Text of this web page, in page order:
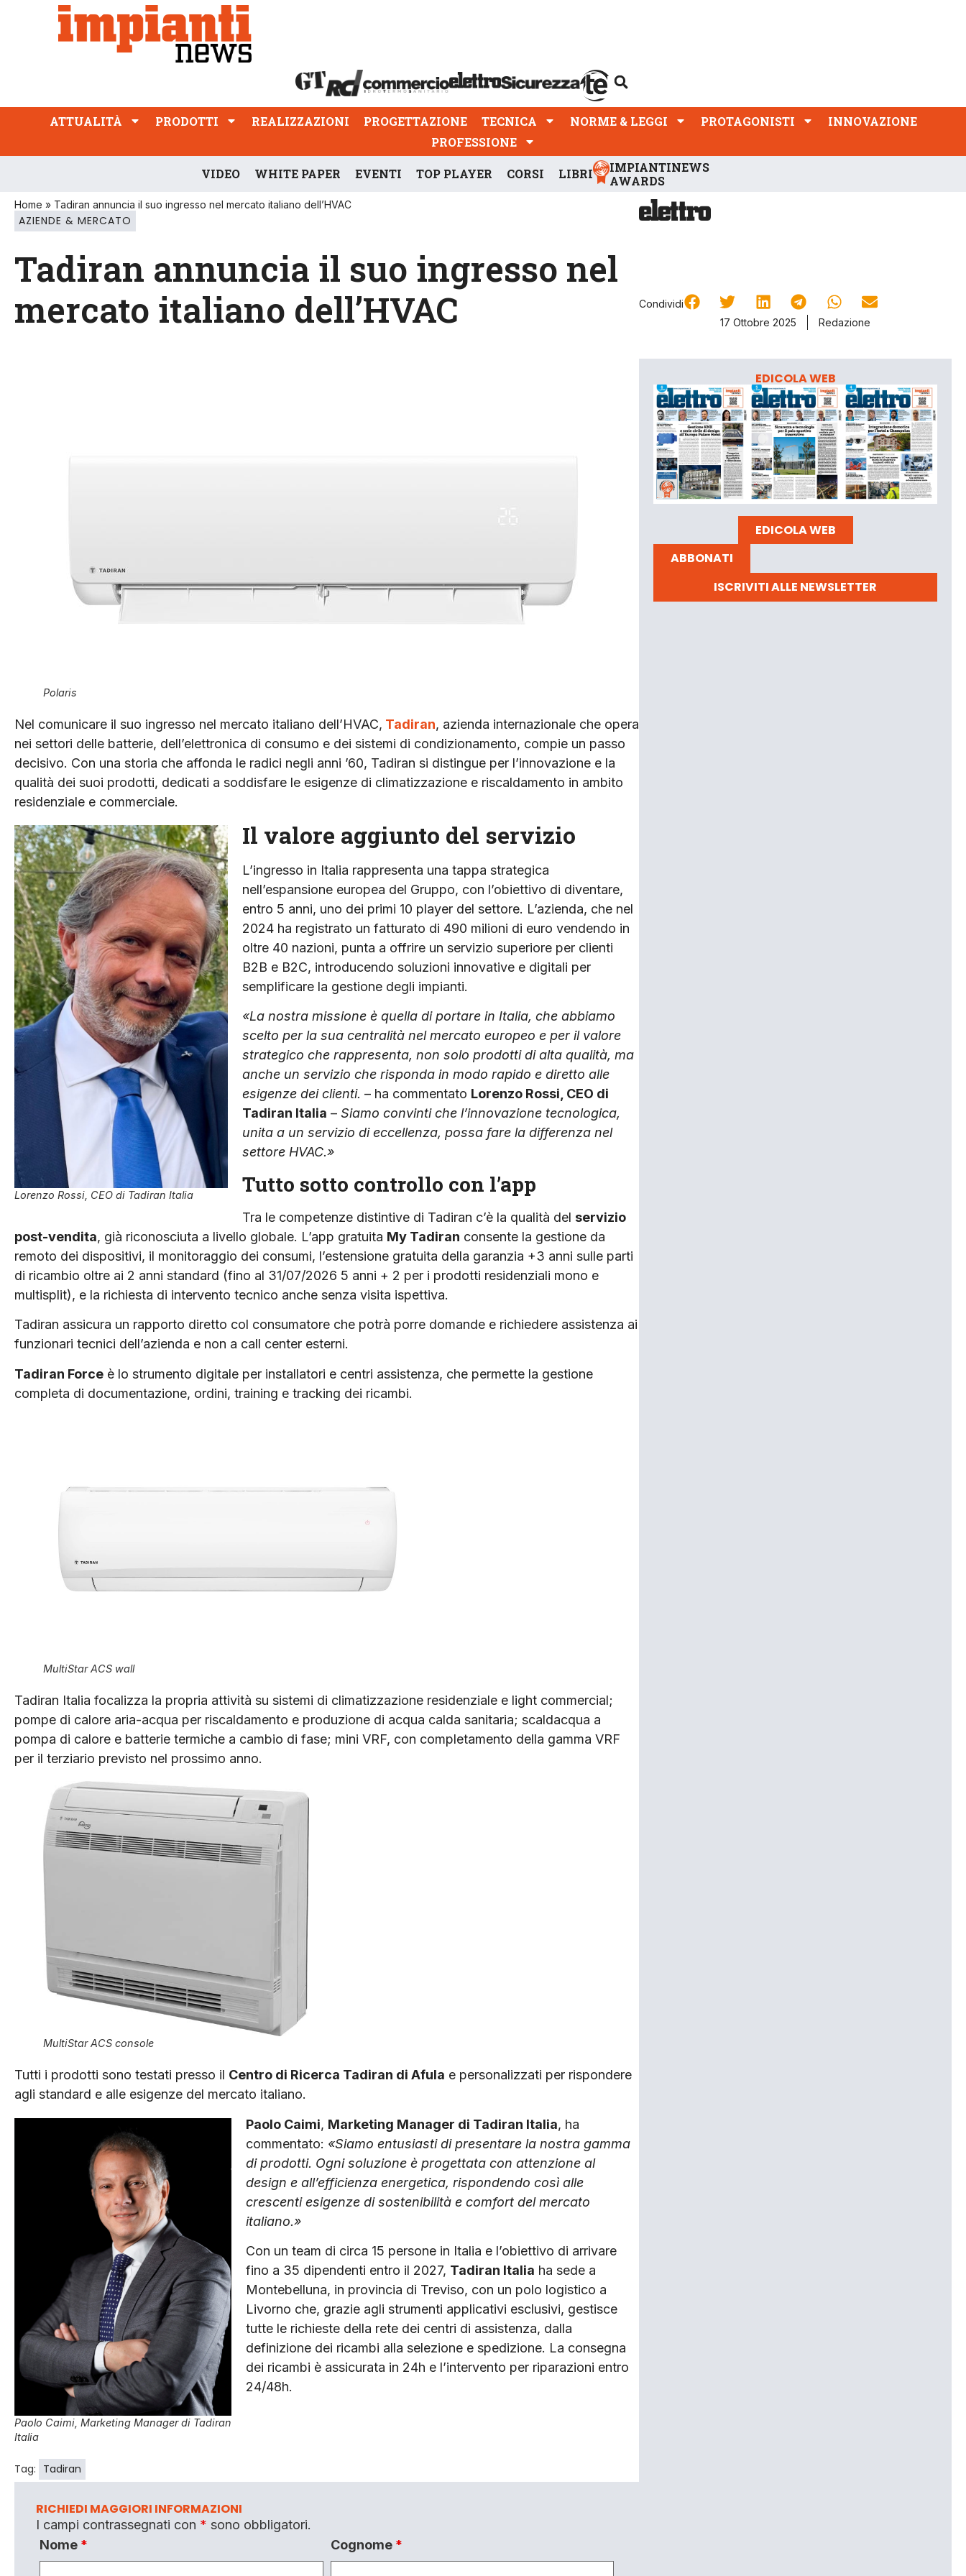
ATTUALITÀ PRODOTTI REALIZZAZIONI
PROFESSIONE
ATTUALITÀ PRODOTTI REALIZZAZIONI PROGETTAZIONE TECNICA NORME & LEGGI PROTAGONISTI
INNOVAZIONE
PROFESSIONE
VIDEO WHITE PAPER EVENTI TOP PLAYER CORSI LIBRI
IMPIANTINEWS
AWARDS
Home » Tadiran annuncia il suo ingresso nel mercato italiano dell’HVAC
AZIENDE & MERCATO
Tadiran annuncia il suo ingresso nel
mercato italiano dell’HVAC
Condividi
17 Ottobre 2025
Redazione
Polaris
Nel comunicare il suo ingresso nel mercato italiano dell’HVAC, Tadiran, azienda internazionale che opera
nei settori delle batterie, dell’elettronica di consumo e dei sistemi di condizionamento, compie un passo
decisivo. Con una storia che affonda le radici negli anni ’60, Tadiran si distingue per l’innovazione e la
qualità dei suoi prodotti, dedicati a soddisfare le esigenze di climatizzazione e riscaldamento in ambito
residenziale e commerciale.
Lorenzo Rossi, CEO di Tadiran Italia
Il valore aggiunto del servizio
L’ingresso in Italia rappresenta una tappa strategica
nell’espansione europea del Gruppo, con l’obiettivo di diventare,
entro 5 anni, uno dei primi 10 player del settore. L’azienda, che nel
2024 ha registrato un fatturato di 490 milioni di euro vendendo in
oltre 40 nazioni, punta a offrire un servizio superiore per clienti
B2B e B2C, introducendo soluzioni innovative e digitali per
semplificare la gestione degli impianti.
«La nostra missione è quella di portare in Italia, che abbiamo
scelto per la sua centralità nel mercato europeo e per il valore
strategico che rappresenta, non solo prodotti di alta qualità, ma
anche un servizio che risponda in modo rapido e diretto alle
esigenze dei clienti. – ha commentato Lorenzo Rossi, CEO di
Tadiran Italia – Siamo convinti che l’innovazione tecnologica,
unita a un servizio di eccellenza, possa fare la differenza nel
settore HVAC.»
Tutto sotto controllo con l’app
Tra le competenze distintive di Tadiran c’è la qualità del servizio
post-vendita, già riconosciuta a livello globale. L’app gratuita My Tadiran consente la gestione da
remoto dei dispositivi, il monitoraggio dei consumi, l’estensione gratuita della garanzia +3 anni sulle parti
di ricambio oltre ai 2 anni standard (fino al 31/07/2026 5 anni + 2 per i prodotti residenziali mono e
multisplit), e la richiesta di intervento tecnico anche senza visita ispettiva.
Tadiran assicura un rapporto diretto col consumatore che potrà porre domande e richiedere assistenza ai
funzionari tecnici dell’azienda e non a call center esterni.
Tadiran Force è lo strumento digitale per installatori e centri assistenza, che permette la gestione
completa di documentazione, ordini, training e tracking dei ricambi.
MultiStar ACS wall
Tadiran Italia focalizza la propria attività su sistemi di climatizzazione residenziale e light commercial;
pompe di calore aria-acqua per riscaldamento e produzione di acqua calda sanitaria; scaldacqua a
pompa di calore e batterie termiche a cambio di fase; mini VRF, con completamento della gamma VRF
per il terziario previsto nel prossimo anno.
MultiStar ACS console
Tutti i prodotti sono testati presso il Centro di Ricerca Tadiran di Afula e personalizzati per rispondere
agli standard e alle esigenze del mercato italiano.
Paolo Caimi, Marketing Manager di Tadiran
Italia
Paolo Caimi, Marketing Manager di Tadiran Italia, ha
commentato: «Siamo entusiasti di presentare la nostra gamma
di prodotti. Ogni soluzione è progettata con attenzione al
design e all’efficienza energetica, rispondendo così alle
crescenti esigenze di sostenibilità e comfort del mercato
italiano.»
Con un team di circa 15 persone in Italia e l’obiettivo di arrivare
fino a 35 dipendenti entro il 2027, Tadiran Italia ha sede a
Montebelluna, in provincia di Treviso, con un polo logistico a
Livorno che, grazie agli strumenti applicativi esclusivi, gestisce
tutte le richieste della rete dei centri di assistenza, dalla
definizione dei ricambi alla selezione e spedizione. La consegna
dei ricambi è assicurata in 24h e l’intervento per riparazioni entro
24/48h.
Tag: Tadiran
RICHIEDI MAGGIORI INFORMAZIONI
I campi contrassegnati con * sono obbligatori.
Nome * Cognome *
EDICOLA WEB
EDICOLA WEB
ABBONATI
ISCRIVITI ALLE NEWSLETTER